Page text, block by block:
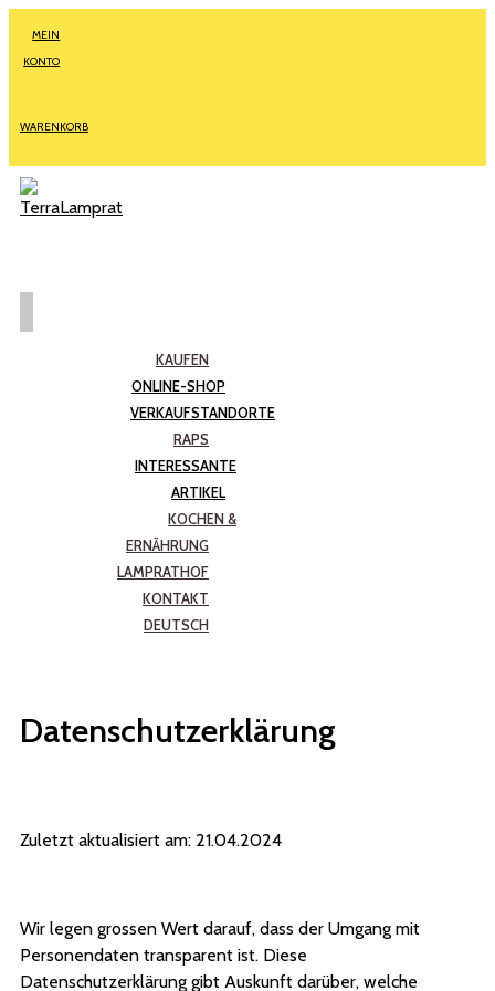
MEIN
KONTO
WARENKORB
KAUFEN
ONLINE-SHOP
VERKAUFSTANDORTE
RAPS
INTERESSANTE
ARTIKEL
KOCHEN &
ERNÄHRUNG
LAMPRATHOF
KONTAKT
DEUTSCH
Datenschutzerklärung
Zuletzt aktualisiert am: 21.04.2024
Wir legen grossen Wert darauf, dass der Umgang mit
Personendaten transparent ist. Diese
Datenschutzerklärung gibt Auskunft darüber, welche